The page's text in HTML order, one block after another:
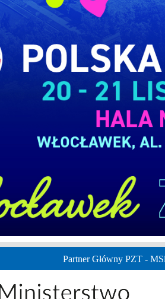
Partner Główny PZT -